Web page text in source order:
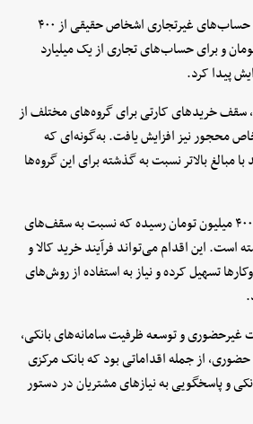
بر این اساس، آستانه مربوط به حساب‌های غیرتجاری اشخاص حقیقی از ۴۰۰
به ۵۰۰ میلیون تومان و برای حساب‌های تجاری از یک میلیارد
پیدا کرد.
سقف خریدهای کارتی برای گروه‌های مختلف از
تا ۱۸ سال و اشخاص محجور نیز افزایش یافت. به‌گونه‌ای که
مبالغ بالاتر نسبت به گذشته برای این گروه‌ها
سقف خرید با کارت بانکی به ۴۰۰ میلیون تومان رسیده که نسبت به سقف‌های
است. این اقدام می‌تواند فرآیند خرید کالا و
تسهیل کرده و نیاز به استفاده از روش‌های
غیرحضوری و توسعه ظرفیت سامانه‌های بانکی،
از جمله اقداماتی بود که بانک مرکزی
و پاسخگویی به نیازهای مشتریان در دستور